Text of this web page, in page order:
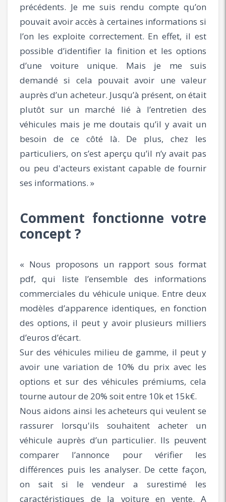
précédents. Je me suis rendu compte qu’on
pouvait avoir accès à certaines informations si
l’on les exploite correctement. En effet, il est
possible d’identifier la finition et les options
d’une voiture unique. Mais je me suis
demandé si cela pouvait avoir une valeur
auprès d’un acheteur. Jusqu’à présent, on était
plutôt sur un marché lié à l’entretien des
véhicules mais je me doutais qu’il y avait un
besoin de ce côté là. De plus, chez les
particuliers, on s’est aperçu qu’il n’y avait pas
ou peu d'acteurs existant capable de fournir
ses informations. »
Comment fonctionne votre
concept ?
« Nous proposons un rapport sous format
pdf, qui liste l’ensemble des informations
commerciales du véhicule unique. Entre deux
modèles d’apparence identiques, en fonction
des options, il peut y avoir plusieurs milliers
d’euros d’écart.
Sur des véhicules milieu de gamme, il peut y
avoir une variation de 10% du prix avec les
options et sur des véhicules prémiums, cela
tourne autour de 20% soit entre 10k et 15k€.
Nous aidons ainsi les acheteurs qui veulent se
rassurer lorsqu'ils souhaitent acheter un
véhicule auprès d’un particulier. Ils peuvent
comparer l’annonce pour vérifier les
différences puis les analyser. De cette façon,
on sait si le vendeur a surestimé les
caractéristiques de la voiture en vente. A